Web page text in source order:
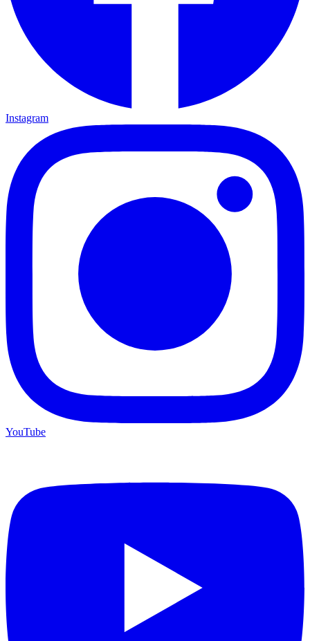
Instagram
YouTube